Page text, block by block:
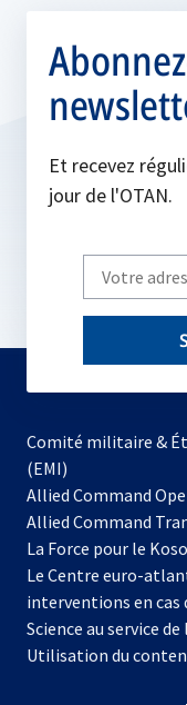
Et recevez
jour de l'OTAN.
Write
your
email
Comité militaire &
(EMI)
Allied Command
Allied Command
La Force pour le
Le Centre euro-
interventions en cas
Science au service
Utilisation du